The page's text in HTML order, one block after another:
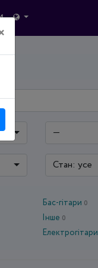
—
Стан: усе
Бас-гітари 0
Інше 0
Електрогітари